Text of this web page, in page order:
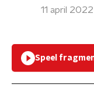
11 april
Speel